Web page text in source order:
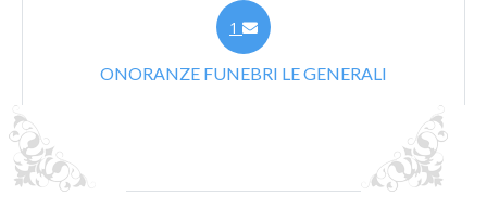
1
ONORANZE FUNEBRI LE GENERALI